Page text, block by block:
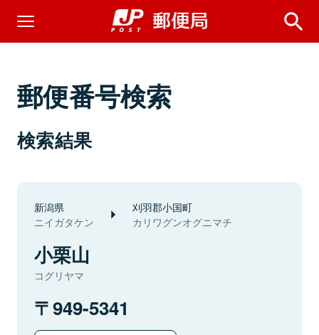
郵便番号検索
検索結果
新潟県
ニイガタケン
刈羽郡小国町
カリワグンオグニマチ
小栗山
コグリヤマ
949-5341